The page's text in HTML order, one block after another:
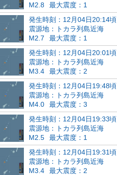
M2.8
最大震度：1
発生時刻：12月04日20:14頃
震源地：トカラ列島近海
M2.7
最大震度：1
発生時刻：12月04日20:01頃
震源地：トカラ列島近海
M3.4
最大震度：2
発生時刻：12月04日19:48頃
震源地：トカラ列島近海
M4.0
最大震度：3
発生時刻：12月04日19:33頃
震源地：トカラ列島近海
M2.5
最大震度：1
発生時刻：12月04日19:31頃
震源地：トカラ列島近海
M3.4
最大震度：2